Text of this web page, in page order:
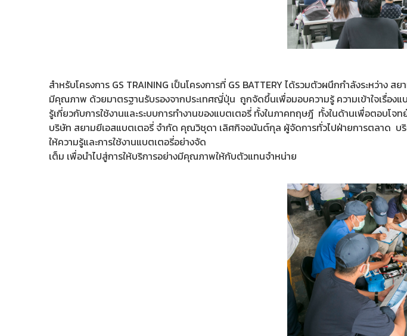
สำหรับโครงการ GS TRAINING เป็นโครงการที่ GS BATTERY ได้รวมตัวผนึกกำลังระหว่า
มีคุณภาพ ด้วยมาตรฐานรับรองจากประเทศญี่ปุ่น ถูกจัดขึ้นเพื่อมอบความรู้ ความเข้าใจเรื่อง
รู้เกี่ยวกับการใช้งานและระบบการทำงานของแบตเตอรี่ ทั้งในภาคทฤษฎี ทั้งในด้านเพื่อตอบ
บริษัท สยามยีเอสแบตเตอรี่ จำกัด คุณวิชุดา เลิศกิจอนันต์กุล ผู้จัดการทั่วไปฝ่ายการตลาด บ
ให้ความรู้และการใช้งานแบตเตอรี่อย่างจัด
เต็ม เพื่อนำไปสู่การให้บริการอย่างมีคุณภาพให้กับตัวแทนจำหน่าย